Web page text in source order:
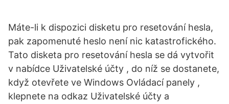
Máte-li k dispozici disketu pro resetování hesla,
pak zapomenuté heslo není nic katastrofického.
Tato disketa pro resetování hesla se dá vytvořit
v nabídce Uživatelské účty , do níž se dostanete,
když otevřete ve Windows Ovládací panely ,
klepnete na odkaz Uživatelské účty a